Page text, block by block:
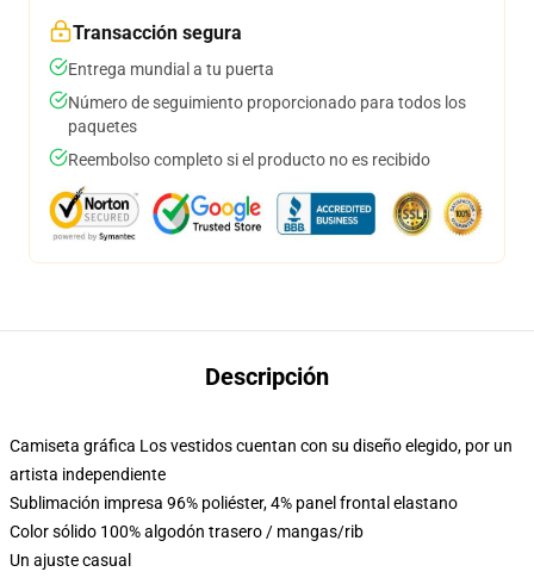
Transacción segura
Entrega mundial a tu puerta
Número de seguimiento proporcionado para todos los
paquetes
Reembolso completo si el producto no es recibido
Descripción
Camiseta gráfica Los vestidos cuentan con su diseño elegido, por un
artista independiente
Sublimación impresa 96% poliéster, 4% panel frontal elastano
Color sólido 100% algodón trasero / mangas/rib
Un ajuste casual